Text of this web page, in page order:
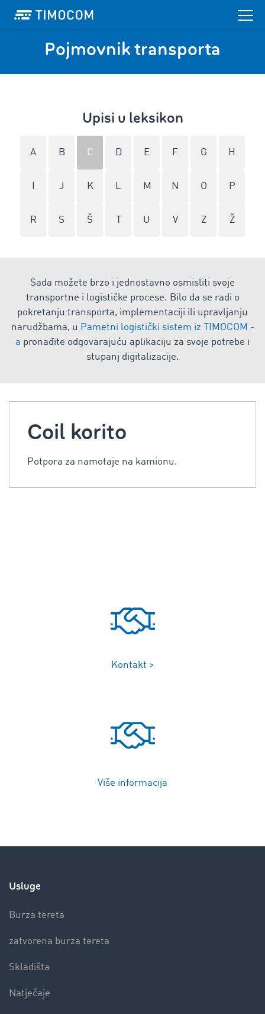
Pojmovnik transporta
Upisi u leksikon
A B C D E F G H
J K L M N O P
R S Š U V Z Ž
Sada možete brzo i jednostavno osmisliti svoje
transportne i logističke procese. Bilo da se radi o
pokretanju transporta, implementaciji ili upravljanju
narudžbama, u Pametni logistički sistem iz TIMOCOM -
a pronađite odgovarajuću aplikaciju za svoje potrebe i
stupanj digitalizacije.
Coil korito
Potpora za namotaje na kamionu.
Kontakt >
Više informacija
Usluge
Burza tereta
zatvorena burza tereta
Skladišta
Natječaje